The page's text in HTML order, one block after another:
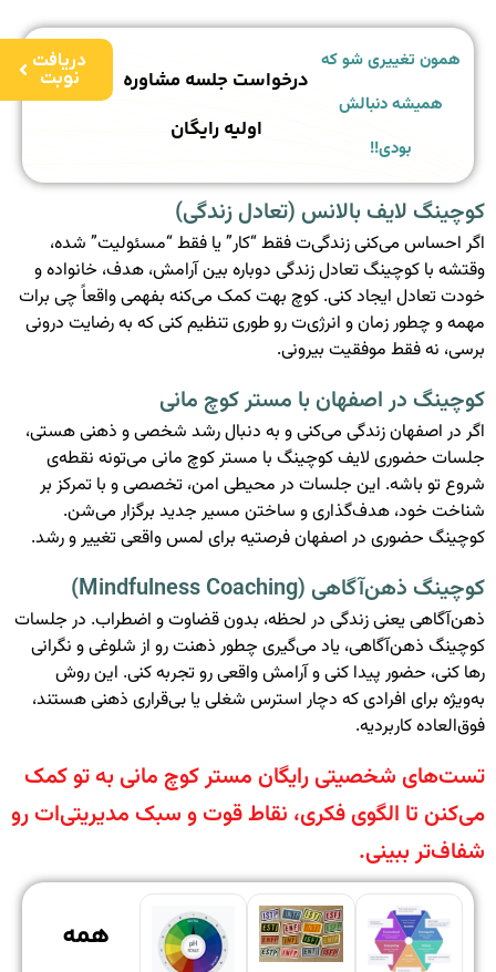
همون تغییری شو که
همیشه دنبالش
بودی!!
درخواست جلسه مشاوره
اولیه رایگان
دریافت
نوبت
کوچینگ لایف بالانس (تعادل زندگی)
اگر احساس می‌کنی زندگی‌ت فقط “کار” یا فقط “مسئولیت” شده،
وقتشه با کوچینگ تعادل زندگی دوباره بین آرامش، هدف، خانواده و
خودت تعادل ایجاد کنی. کوچ بهت کمک می‌کنه بفهمی واقعاً چی برات
مهمه و چطور زمان و انرژی‌ت رو طوری تنظیم کنی که به رضایت درونی
برسی، نه فقط موفقیت بیرونی.
کوچینگ در اصفهان با مستر کوچ مانی
اگر در اصفهان زندگی می‌کنی و به دنبال رشد شخصی و ذهنی هستی،
جلسات حضوری لایف کوچینگ با مستر کوچ مانی می‌تونه نقطه‌ی
شروع تو باشه. این جلسات در محیطی امن، تخصصی و با تمرکز بر
شناخت خود، هدف‌گذاری و ساختن مسیر جدید برگزار می‌شن.
کوچینگ حضوری در اصفهان فرصتیه برای لمس واقعی تغییر و رشد.
کوچینگ ذهن‌آگاهی (Mindfulness Coaching)
ذهن‌آگاهی یعنی زندگی در لحظه، بدون قضاوت و اضطراب. در جلسات
کوچینگ ذهن‌آگاهی، یاد می‌گیری چطور ذهنت رو از شلوغی و نگرانی
رها کنی، حضور پیدا کنی و آرامش واقعی رو تجربه کنی. این روش
به‌ویژه برای افرادی که دچار استرس شغلی یا بی‌قراری ذهنی هستند،
فوق‌العاده کاربردیه.
تست‌های شخصیتی رایگان مستر کوچ مانی به تو کمک
می‌کنن تا الگوی فکری، نقاط قوت و سبک مدیریتی‌ات رو
شفاف‌تر ببینی.
همه